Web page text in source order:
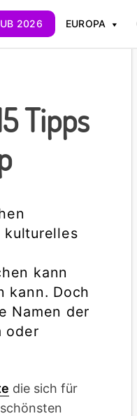
2026 EUROPA
Tipps
kulturelles
kann
kann. Doch
Namen der
oder
die sich für